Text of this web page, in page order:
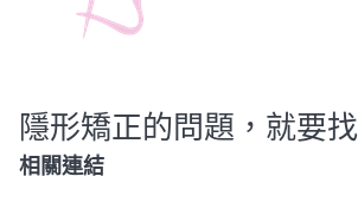
隱形矯正的問題，就要
相關連結